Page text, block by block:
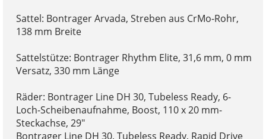
Sattel: Bontrager Arvada, Streben aus CrMo-Rohr,
138 mm Breite
Sattelstütze: Bontrager Rhythm Elite, 31,6 mm, 0 mm
Versatz, 330 mm Länge
Räder: Bontrager Line DH 30, Tubeless Ready, 6-
Loch-Scheibenaufnahme, Boost, 110 x 20 mm-
Steckachse, 29"
Bontrager Line DH 30, Tubeless Ready, Rapid Drive